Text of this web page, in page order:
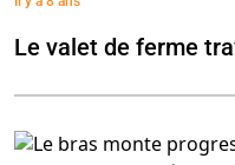
Le valet de ferme